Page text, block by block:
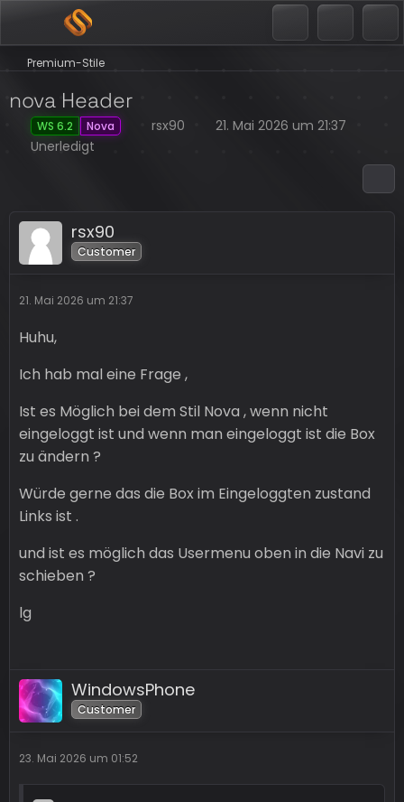
Premium-Stile
nova Header
WS 6.2 Nova rsx90
21. Mai 2026 um 21:37
Unerledigt
rsx90
Customer
21. Mai 2026 um 21:37
Huhu,
Ich hab mal eine Frage ,
Ist es Möglich bei dem Stil Nova , wenn nicht
eingeloggt ist und wenn man eingeloggt ist die Box
zu ändern ?
Würde gerne das die Box im Eingeloggten zustand
Links ist .
und ist es möglich das Usermenu oben in die Navi zu
schieben ?
lg
WindowsPhone
Customer
23. Mai 2026 um 01:52